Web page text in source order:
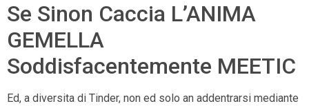
Se Sinon Caccia L’ANIMA
GEMELLA
Soddisfacentemente MEETIC
Ed, a diversita di Tinder, non ed solo an addentrarsi mediante